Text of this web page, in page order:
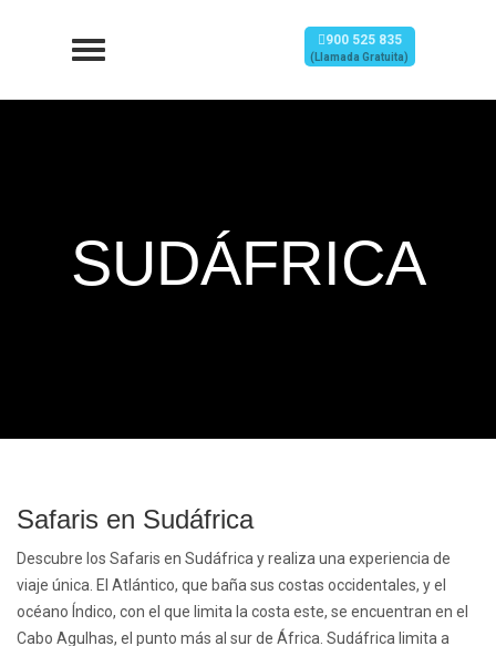
900 525 835
(Llamada Gratuita)
SUDÁFRICA
Safaris en Sudáfrica
Descubre los Safaris en Sudáfrica y realiza una experiencia de
viaje única. El Atlántico, que baña sus costas occidentales, y el
océano Índico, con el que limita la costa este, se encuentran en el
Cabo Agulhas, el punto más al sur de África. Sudáfrica limita a